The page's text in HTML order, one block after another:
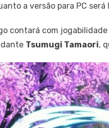
a versão para PC será
contará com
Tsumugi Tamaori,